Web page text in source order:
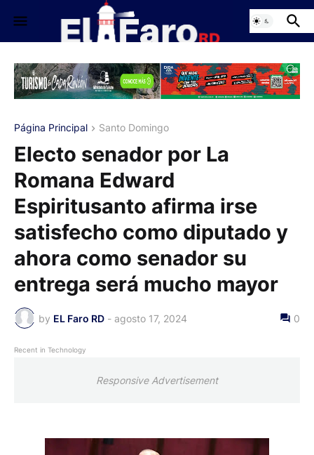
Página Principal Santo Domingo
Electo senador por La
Romana Edward
Espiritusanto afirma irse
satisfecho como diputado y
ahora como senador su
entrega será mucho mayor
by EL Faro RD - agosto 17, 2024 0
Recent in Technology
Responsive Advertisement